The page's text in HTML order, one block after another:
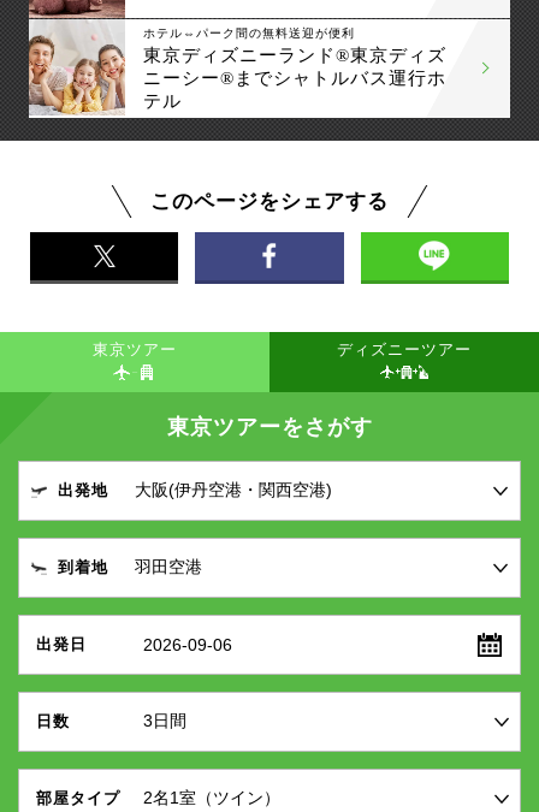
ホテル⇔パーク間の無料送迎が便利
東京ディズニーランド®東京ディズ
ニーシー®までシャトルバス運行ホ
テル
このページをシェアする
東京ツアー ディズニーツアー
東京ツアーをさがす
出発地
到着地
出発日 2026-09-06
日数
部屋タイプ